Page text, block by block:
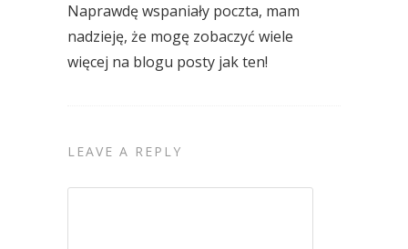
Naprawdę wspaniały poczta, mam
nadzieję, że mogę zobaczyć wiele
więcej na blogu posty jak ten!
LEAVE A REPLY